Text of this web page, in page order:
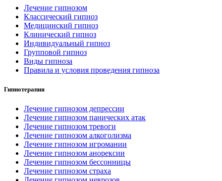
Лечение гипнозом
Классический гипноз
Медицинский гипноз
Клинический гипноз
Индивидуальный гипноз
Групповой гипноз
Виды гипноза
Правила и условия проведения гипноза
Гипнотерапия
Лечение гипнозом депрессии
Лечение гипнозом панических атак
Лечение гипнозом тревоги
Лечение гипнозом алкоголизма
Лечение гипнозом игромании
Лечение гипнозом анорексии
Лечение гипнозом бессонницы
Лечение гипнозом страха